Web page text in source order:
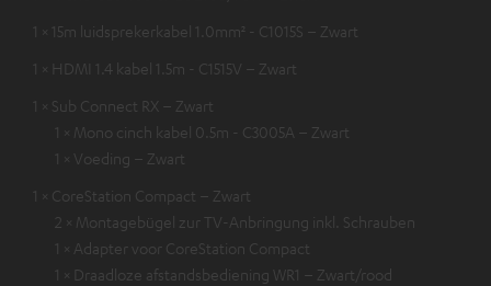
1 × 15m luidsprekerkabel 1.0mm² - C1015S – Zwart
1 × HDMI 1.4 kabel 1.5m - C1515V – Zwart
1 × Sub Connect RX – Zwart
1 × Mono cinch kabel 0.5m - C3005A – Zwart
1 × Voeding – Zwart
1 × CoreStation Compact – Zwart
2 × Montagebügel zur TV-Anbringung inkl. Schrauben
1 × Adapter voor CoreStation Compact
1 × Draadloze afstandsbediening WR1 – Zwart/rood